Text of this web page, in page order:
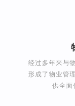
经过多年来与
形成了物业管
供全面